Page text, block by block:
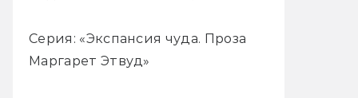
Серия: «Экспансия чуда. Проза
Маргарет Этвуд»